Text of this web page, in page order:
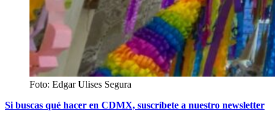
Foto: Edgar Ulises Segura
Si buscas qué hacer en CDMX, suscríbete a nuestro newsletter